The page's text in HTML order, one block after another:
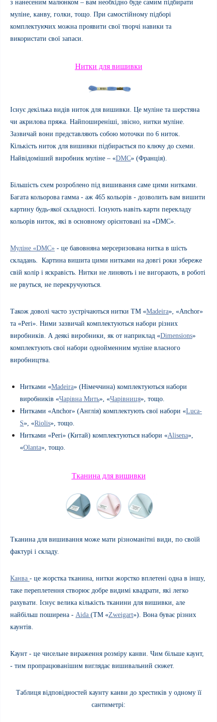
з нанесеним малюнком – вам необхідно буде самим підбирати
муліне, канву, голки, тощо. При самостійному підборі
комплектуючих можна проявити свої творчі навики та
використати свої запаси.
Нитки для вишивки
Існує декілька видів ниток для вишивки. Це муліне та шерстяна
чи акрилова пряжа. Найпоширеніші, звісно, нитки муліне.
Зазвичай вони представляють собою моточки по 6 ниток.
Кількість ниток для вишивки підбирається по ключу до схеми.
Найвідоміший виробник муліне – «DMC» (Франція).
Більшість схем розроблено під вишивання саме цими нитками.
Багата кольорова гамма - аж 465 кольорів - дозволить вам вишити
картину будь-якої складності. Існують навіть карти перекладу
кольорів ниток, які в основному орієнтовані на «DMC».
Муліне «DMC» - це бавовняна мерсеризована нитка в шість
складань. Картина вишита цими нитками на довгі роки збереже
свій колір і яскравість. Нитки не линяють і не вигорають, в роботі
не рвуться, не перекручуються.
Також доволі часто зустрічаються нитки ТМ «Madeira», «Anchor»
та «Peri». Ними зазвичай комплектуються набори різних
виробників. А деякі виробники, як от наприклад «Dimensions»
комплектують свої набори однойменним муліне власного
виробництва.
Нитками «Madeira» (Німеччина) комплектуються набори
виробників «Чарівна Мить», «Чарівниця», тощо.
Нитками «Anchor» (Англія) комплектують свої набори «Luca-
S», «Riolis», тощо.
Нитками «Peri» (Китай) комплектуються набори «Alisena»,
«Olanta», тощо.
Тканина для вишивки
Тканина для вишивання може мати різноманітні види, по своїй
фактурі і складу.
Канва - це жорстка тканина, нитки жорстко вплетені одна в іншу,
таке переплетення створює добре видимі квадрати, які легко
рахувати. Існує велика кількість тканини для вишивки, але
найбільш поширена - Aida (ТМ «Zweigart»). Вона буває різних
каунтів.
Каунт - це чисельне вираження розміру канви. Чим більше каунт,
- тим пропрацюванішим виглядає вишивальний сюжет.
Таблиця відповідностей каунту канви до хрестиків у одному її
сантиметрі: